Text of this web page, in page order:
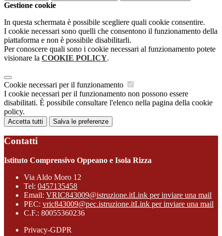
Gestione cookie
In questa schermata è possibile scegliere quali cookie consentire.
I cookie necessari sono quelli che consentono il funzionamento della
piattaforma e non è possibile disabilitarli.
Per conoscere quali sono i cookie necessari al funzionamento potete
visionare la COOKIE POLICY.
Cookie necessari per il funzionamento
I cookie necessari per il funzionamento non possono essere
disabilitati. È possibile consultare l'elenco nella pagina della cookie
policy.
Accetta tutti Salva le preferenze
Contatti
Istituto Comprensivo Oppeano e Isola Rizza
Via Aldo Moro 12
Tel: 0457135458
Email: VRIC843009@istruzione.itLink per inviare una mail
PEC: vric843009@pec.istruzione.itLink per inviare una mail
C.F.: 80055360236
Privacy-GDPR